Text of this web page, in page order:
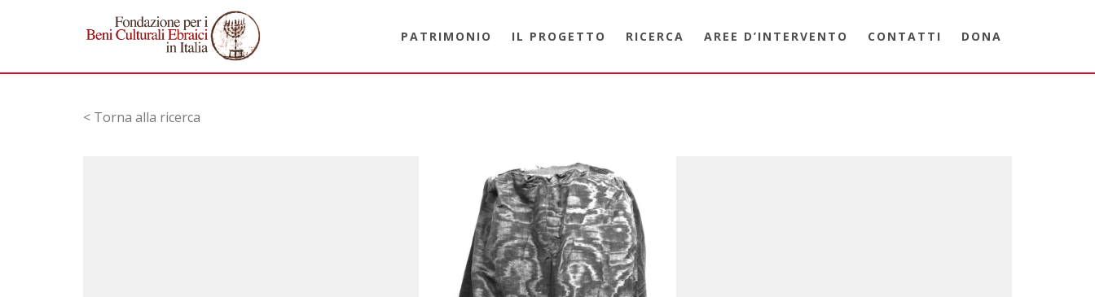
PATRIMONIO IL PROGETTO RICERCA AREE D’INTERVENTO CONTATTI DONA
< Torna alla ricerca